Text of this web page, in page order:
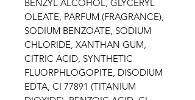
BENZYL ALCOHOL, GLYCERYL
OLEATE, PARFUM (FRAGRANCE),
SODIUM BENZOATE, SODIUM
CHLORIDE, XANTHAN GUM,
CITRIC ACID, SYNTHETIC
FLUORPHLOGOPITE, DISODIUM
EDTA, CI 77891 (TITANIUM